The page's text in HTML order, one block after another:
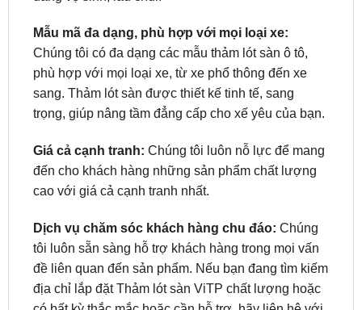
phù hợp với mọi loại xe, từ xe phổ thông đến xe
sang. Thảm lót sàn được thiết kế tinh tế, sang
trọng, giúp nâng tầm đẳng cấp cho xế yêu của bạn.
Giá cả cạnh tranh:Chúng tôi luôn nỗ lực để mang
cao với giá cả cạnh tranh nhất.
Dịch vụ chăm sóc khách hàng chu đáo:
đề liên quan đến sản phẩm. Nếu bạn đang tìm kiếm
địa chỉ lắp đặt Thảm lót sàn ViTP chất lượng hoặc
có bất kỳ thắc mắc hoặc cần hỗ trợ, hãy liên hệ với
ZKar Auto để được tư vấn và giải đáp tận tình.